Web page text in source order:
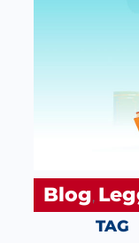
Blog,
TAG